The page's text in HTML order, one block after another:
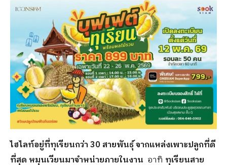
ไฮไลท์อยู่ที่ทุเรียนกว่า30 สายพันธุ์ จากแหล่งเพาะปลูกที่ดี
ที่สุด หมุนเวียนมาจำหน่ายภายในงาน อาทิ ทุเรียนสาย